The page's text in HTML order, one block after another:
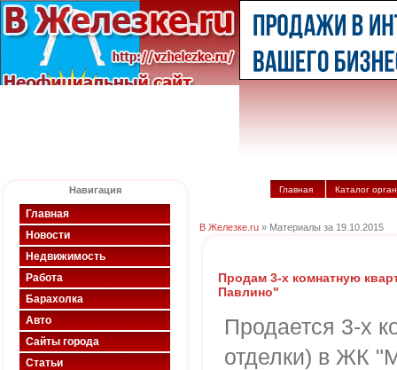
Навигация
Главная
Новости
Недвижимость
Работа
Барахолка
Авто
Сайты города
Статьи
Главная Каталог
В Железке.ru » Материалы за 19.10.2015
Продам 3-х комнатную
Павлино"
Продается 3-х
отделки) в ЖК